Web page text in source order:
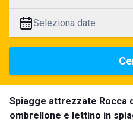
Seleziona date
Spiagge attrezzate Rocca
ombrellone e lettino in